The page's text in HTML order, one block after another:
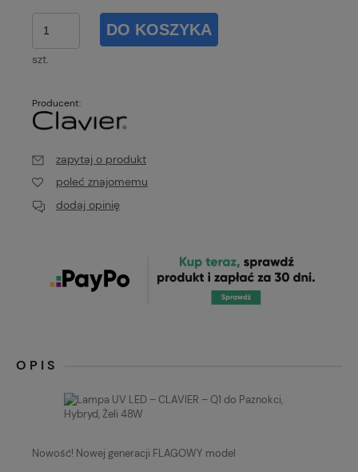
szt.
DO KOSZYKA
Producent:
zapytaj o produkt
poleć znajomemu
dodaj opinię
OPIS
Nowość! Nowej generacji FLAGOWY model